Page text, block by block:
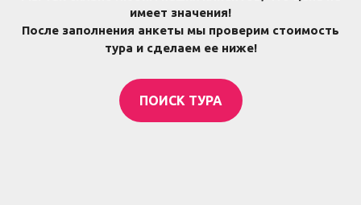
имеет значения!
После заполнения анкеты мы проверим стоимость
тура и сделаем ее ниже!
ПОИСК ТУРА